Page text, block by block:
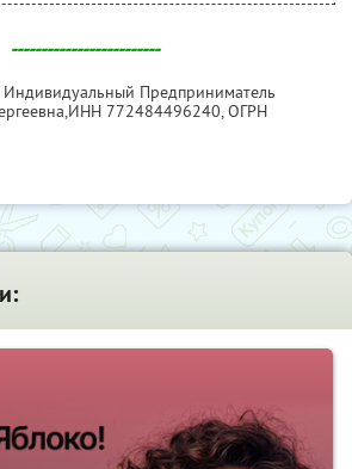
-------------------------
Индивидуальный Предприниматель
ИНН 772484496240, ОГРН